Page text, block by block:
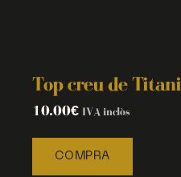
Top creu de Titani
10.00€ IVA inclòs
COMPRA